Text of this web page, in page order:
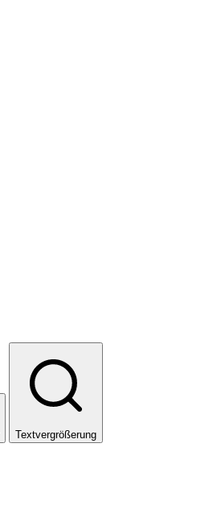
Textvergrößerung